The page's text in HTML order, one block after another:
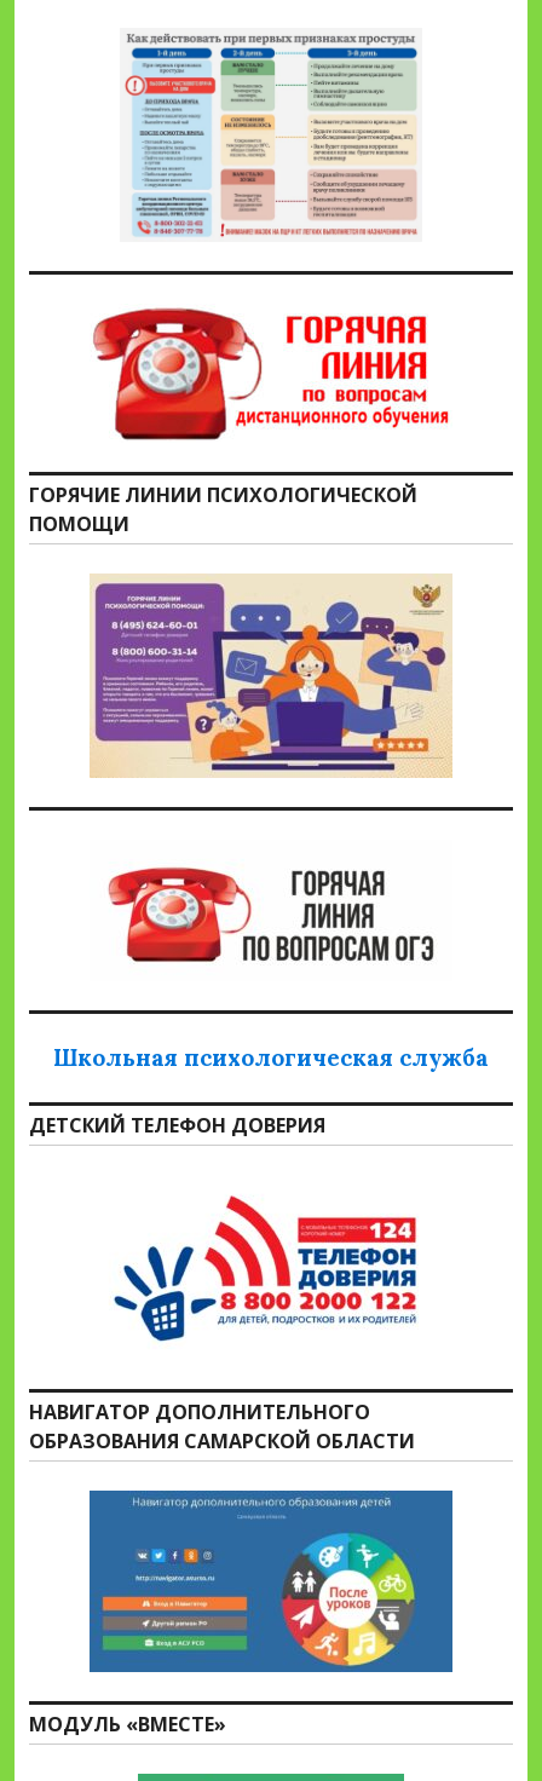
ГОРЯЧИЕ ЛИНИИ ПСИХОЛОГИЧЕСКОЙ
ПОМОЩИ
Школьная психологическая служба
ДЕТСКИЙ ТЕЛЕФОН ДОВЕРИЯ
НАВИГАТОР ДОПОЛНИТЕЛЬНОГО
ОБРАЗОВАНИЯ САМАРСКОЙ ОБЛАСТИ
МОДУЛЬ «ВМЕСТЕ»